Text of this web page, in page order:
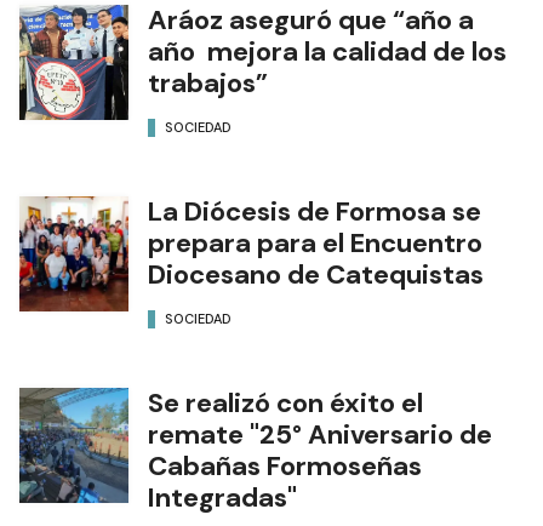
Aráoz aseguró que “año a
año mejora la calidad de los
trabajos”
SOCIEDAD
La Diócesis de Formosa se
prepara para el Encuentro
Diocesano de Catequistas
SOCIEDAD
Se realizó con éxito el
remate "25° Aniversario de
Cabañas Formoseñas
Integradas"